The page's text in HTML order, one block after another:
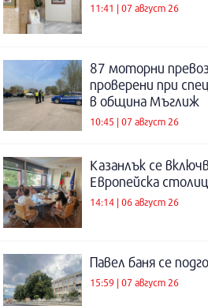
11:41 | 07 август 26
87 моторни
проверени при
в община Мъглиж
10:45 | 07 август 26
Казанлък се
Европейска
14:14 | 06 август 26
Павел баня се
15:59 | 07 август 26